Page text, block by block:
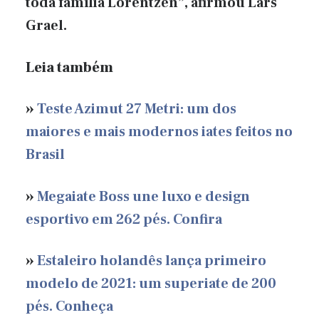
Grael.
Leia também
»Teste Azimut 27 Metri: um dos
maiores e mais modernos iates feitos no
Brasil
»Megaiate Boss une luxo e design
esportivo em 262 pés. Confira
»Estaleiro holandês lança primeiro
modelo de 2021: um superiate de 200
pés. Conheça